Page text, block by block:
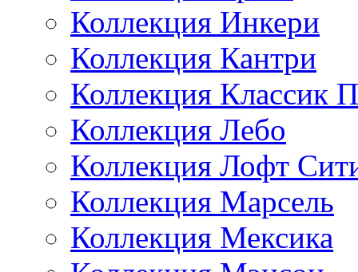
Коллекция Инкери
Коллекция Кантри
Коллекция Классик
Коллекция Лебо
Коллекция Лофт
Коллекция Марсель
Коллекция Мексика